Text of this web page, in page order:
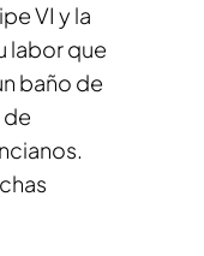
VI y la
labor que
baño de
de